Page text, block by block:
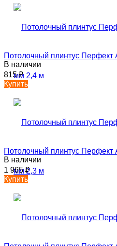
Потолочный плинтус Перфект
В наличии
815₽
Купить
Потолочный плинтус
В наличии
1 965₽
Купить